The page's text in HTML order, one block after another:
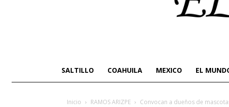
SALTILLO COAHUILA MEXICO EL
Inicio RAMOS ARIZPE Convocan a dueños de